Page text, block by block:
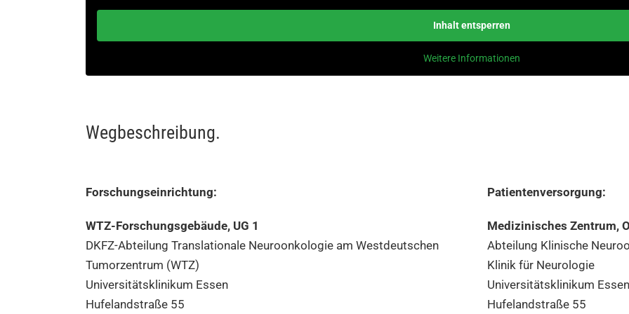
Inhalt entsperren
Weitere Informationen
Wegbeschreibung.
Forschungseinrichtung:
WTZ-Forschungsgebäude, UG 1
DKFZ-Abteilung Translationale Neuroonkologie am Westdeutschen
Tumorzentrum (WTZ)
Universitätsklinikum Essen
Hufelandstraße 55
Patientenversorgung:
Medizinisches Zentrum,
Abteilung Klinische
Klinik für Neurologie
Universitätsklinikum Essen
Hufelandstraße 55